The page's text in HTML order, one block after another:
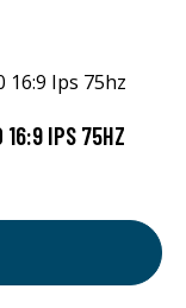
IPS 75HZ